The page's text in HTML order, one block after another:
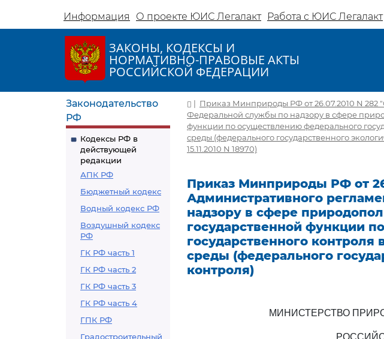
Информация О проекте ЮИС Легалакт Работа с ЮИС Легалакт
ЗАКОНЫ, КОДЕКСЫ И
НОРМАТИВНО-ПРАВОВЫЕ АКТЫ
РОССИЙСКОЙ ФЕДЕРАЦИИ
Законодательство
РФ
Кодексы РФ в
действующей
редакции
АПК РФ
Бюджетный кодекс
Водный кодекс РФ
Воздушный кодекс
РФ
ГК РФ часть 1
ГК РФ часть 2
ГК РФ часть 3
ГК РФ часть 4
ГПК РФ
Градостроительный
| Приказ Минприроды РФ от 26.07.2010 N 282
Федеральной службы по надзору в сфере
функции по осуществлению федерального
среды (федерального государственного
15.11.2010 N 18970)
Приказ Минприроды РФ от
Административного
надзору в сфере
государственной функции
государственного
среды (федерального
контроля)
МИНИСТЕРСТВО